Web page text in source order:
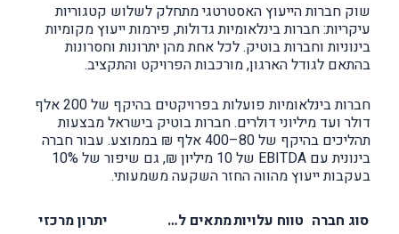
שוק חברות הייעוץ האסטרטגי מתחלק לשלוש קטגוריות
עיקריות: חברות בינלאומיות גדולות, פירמות ייעוץ מקומיות
בינוניות וחברות בוטיק. לכל אחת מהן יתרונות וחסרונות
בהתאם לגודל הארגון, מורכבות הפרויקט והתקציב.
חברות בינלאומיות פועלות בפרויקטים בהיקף של 200 אלף
דולר ועד מיליוני דולרים. חברות בוטיק בישראל מבצעות
תהליכים בהיקף של 80–400 אלף ₪ בממוצע. עבור חברה
בינונית עם EBITDA של 10 מיליון ₪, גם שיפור של 10%
בעקבות ייעוץ מהווה החזר השקעה משמעותי.
סוג חברה טווח עלויותמתאים ל…
יתרון מרכזי